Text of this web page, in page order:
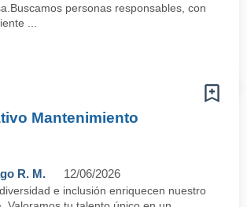
personas responsables, con
...
Mantenimiento
R. M. 12/06/2026
e inclusión enriquecen nuestro